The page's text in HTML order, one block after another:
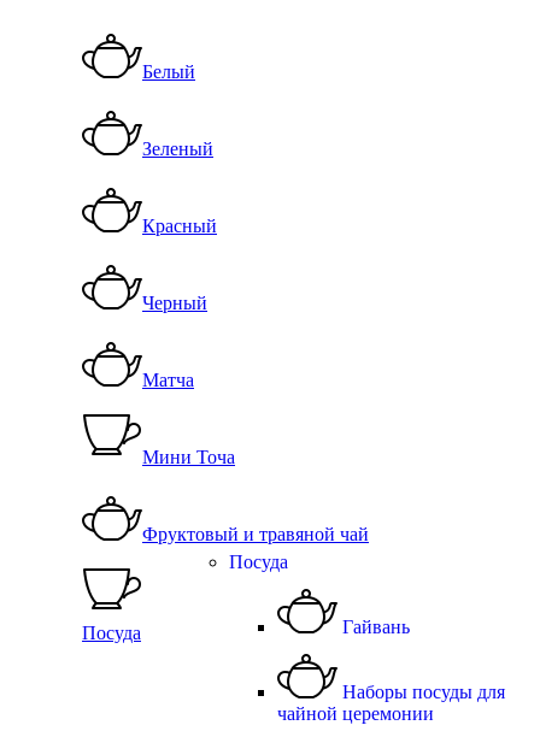
Белый
Зеленый
Красный
Черный
Матча
Мини Точа
Фруктовый и травяной чай
Посуда
Посуда
Гайвань
Наборы посуды для
чайной церемонии